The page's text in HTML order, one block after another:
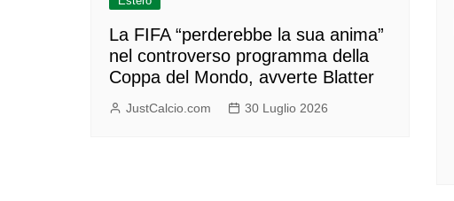
La FIFA “perderebbe la sua anima”
nel controverso programma della
Coppa del Mondo, avverte Blatter
JustCalcio.com 30 Luglio 2026